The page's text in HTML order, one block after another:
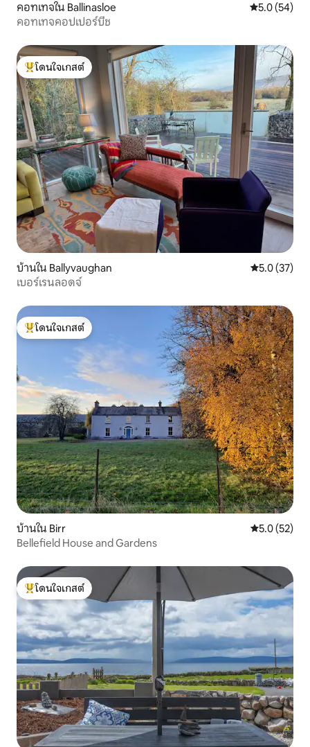
คอทเทจใน Ballinasloe คะแนนเฉลี่ย
5.0 (54)
คอทเทจคอปเปอร์บีช
โดนใจเกสต์ที่สุด
โดนใจเกสต์
บ้านใน Ballyvaughan คะแนนเฉลี่ย
5.0 (37)
เบอร์เรนลอดจ์
โดนใจเกสต์ที่สุด
โดนใจเกสต์
บ้านใน Birr คะแนนเฉลี่ย
5.0 (52)
Bellefield House and Gardens
โดนใจเกสต์ที่สุด
โดนใจเกสต์